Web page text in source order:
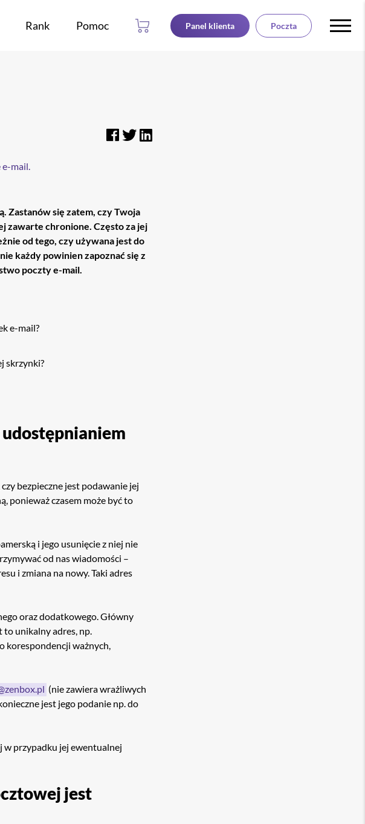
Rank Pomoc Panel klienta Poczta
Zastanów się zatem, czy Twoja
zawarte chronione. Często za jej
od tego, czy używana jest do
każdy powinien zapoznać się z
poczty e-mail.
e-mail?
skrzynki?
bezpieczne jest podawanie jej
ponieważ czasem może być to
i jego usunięcie z niej nie
od nas wiadomości –
i zmiana na nowy. Taki adres
oraz dodatkowego. Główny
to unikalny adres, np.
korespondencji ważnych,
(nie zawiera wrażliwych
jest jego podanie np. do
w przypadku jej ewentualnej
jest